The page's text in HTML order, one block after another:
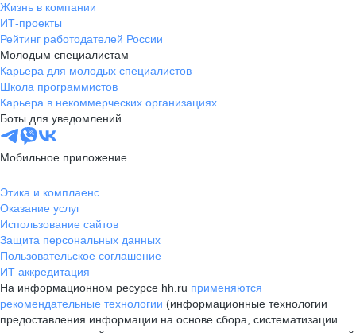
Жизнь в компании
ИТ-проекты
Рейтинг работодателей России
Молодым специалистам
Карьера для молодых специалистов
Школа программистов
Карьера в некоммерческих организациях
Боты для уведомлений
Мобильное приложение
Этика и комплаенс
Оказание услуг
Использование сайтов
Защита персональных данных
Пользовательское соглашение
ИТ аккредитация
На информационном ресурсе hh.ru применяются
рекомендательные технологии (информационные технологии
предоставления информации на основе сбора, систематизации